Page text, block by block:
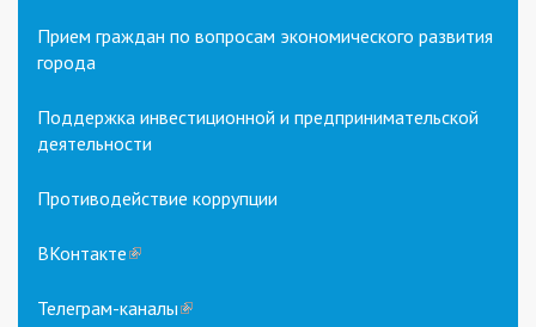
Прием граждан по вопросам экономического развития
города
Поддержка инвестиционной и предпринимательской
деятельности
Противодействие коррупции
ВКонтакте(link
external)
Телеграм-каналы(link